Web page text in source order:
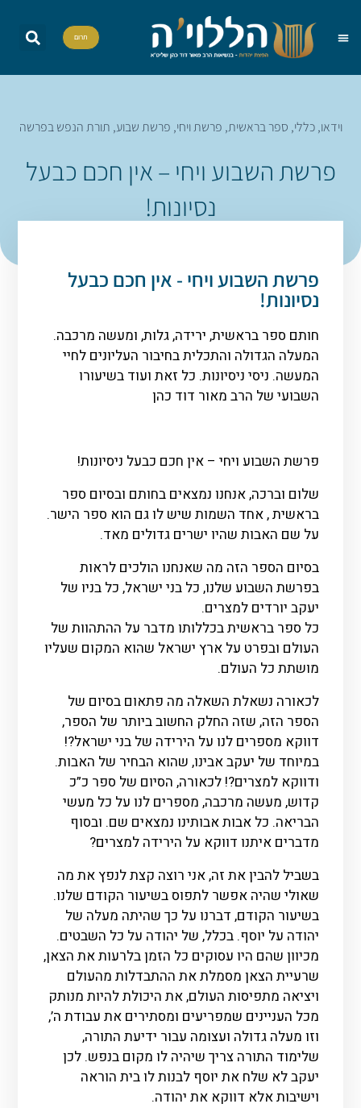
תרום
וידאו,כללי, ספר בראשית, פרשת ויחי, פרשת שבוע, תורת הנפש בפרשה
פרשת השבוע ויחי – אין חכם כבעל
נסיונות!
פרשת השבוע ויחי - אין חכם כבעל
נסיונות!
חותם ספר בראשית, ירידה, גלות, ומעשה מרכבה.
המעלה הגדולה והתכלית בחיבור העליונים לחיי
המעשה. ניסי ניסיונות. כל זאת ועוד בשיעורו
השבועי של הרב מאור דוד כהן
פרשת השבוע ויחי – אין חכם כבעל ניסיונות!
שלום וברכה, אנחנו נמצאים בחותם ובסיום ספר
בראשית , אחד השמות שיש לו גם הוא ספר הישר.
על שם האבות שהיו ישרים גדולים מאד.
בסיום הספר הזה מה שאנחנו הולכים לראות
בפרשת השבוע שלנו, כל בני ישראל, כל בניו של
יעקב יורדים למצרים.
כל ספר בראשית בכללותו מדבר על ההתהוות של
העולם ובפרט על ארץ ישראל שהוא המקום שעליו
מושתת כל העולם.
לכאורה נשאלת השאלה מה פתאום בסיום של
הספר הזה, שזה החלק החשוב ביותר של הספר,
דווקא מספרים לנו על הירידה של בני ישראל?!
במיוחד של יעקב אבינו, שהוא הבחיר של האבות.
ודווקא למצרים?! לכאורה, הסיום של ספר כ”כ
קדוש, מעשה מרכבה, מספרים לנו על כל מעשי
הבריאה. כל אבות אבותינו נמצאים שם. ובסוף
מדברים איתנו דווקא על הירידה למצרים?
בשביל להבין את זה, אני רוצה קצת לנפץ את מה
שאולי שהיה אפשר לתפוס בשיעור הקודם שלנו.
בשיעור הקודם, דברנו על כך שהיתה מעלה של
יהודה על יוסף. בכלל, של יהודה על כל השבטים.
מכיוון שהם היו עסוקים כל הזמן בלרעות את הצאן,
שרעיית הצאן מסמלת את ההתבדלות מהעולם
ויציאה מתפיסות העולם, את היכולת להיות מנותק
מכל העניינים שמפריעים ומסתירים את עבודת ה’,
וזו מעלה גדולה ועצומה עבור ידיעת התורה,
שלימוד התורה צריך שיהיה לו מקום בנפש. לכן
יעקב לא שלח את יוסף לבנות לו בית הוראה
וישיבות אלא דווקא את יהודה.